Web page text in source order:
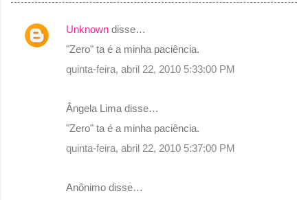
C
Unknown disse…
"Zero" ta é a minha paciência.
quinta-feira, abril 22, 2010 5:33:00 PM
Ângela Lima disse…
"Zero" ta é a minha paciência.
quinta-feira, abril 22, 2010 5:37:00 PM
Anônimo disse…